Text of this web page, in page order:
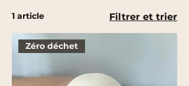
1 article Filtrer et trier
Zéro déchet